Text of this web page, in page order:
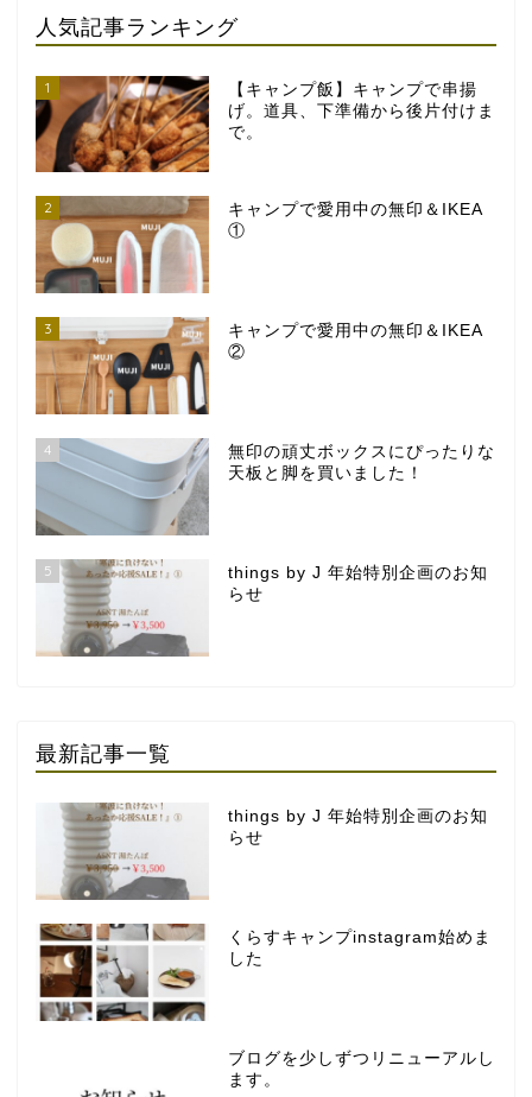
人気記事ランキング
1
【キャンプ飯】キャンプで串揚
げ。道具、下準備から後片付けま
で。
2
キャンプで愛用中の無印＆IKEA
①
3
キャンプで愛用中の無印＆IKEA
②
4
無印の頑丈ボックスにぴったりな
天板と脚を買いました！
5
things by J 年始特別企画のお知
らせ
最新記事一覧
things by J 年始特別企画のお知
らせ
くらすキャンプinstagram始めま
した
ブログを少しずつリニューアルし
ます。